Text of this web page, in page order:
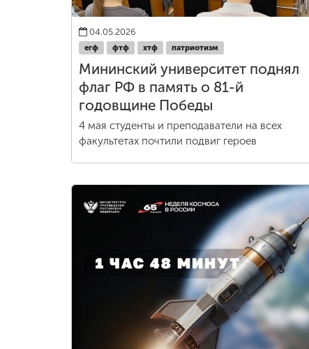
04.05.2026
егф фтф хтф патриотизм
Мининский университет поднял
флаг РФ в память о 81-й
годовщине Победы
4 мая студенты и преподаватели на всех
факультетах почтили подвиг героев